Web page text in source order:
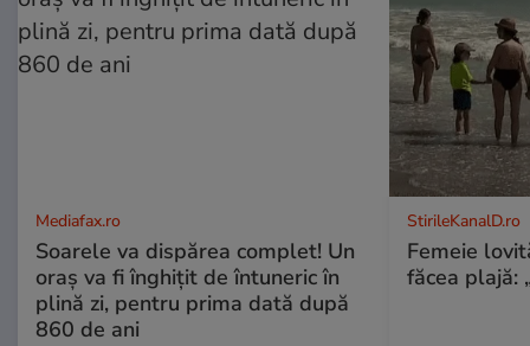
Mediafax.ro
Soarele va dispărea complet! Un
oraș va fi înghițit de întuneric în
plină zi, pentru prima dată după
860 de ani
StirileKanalD.ro
Femeie
făcea plajă: